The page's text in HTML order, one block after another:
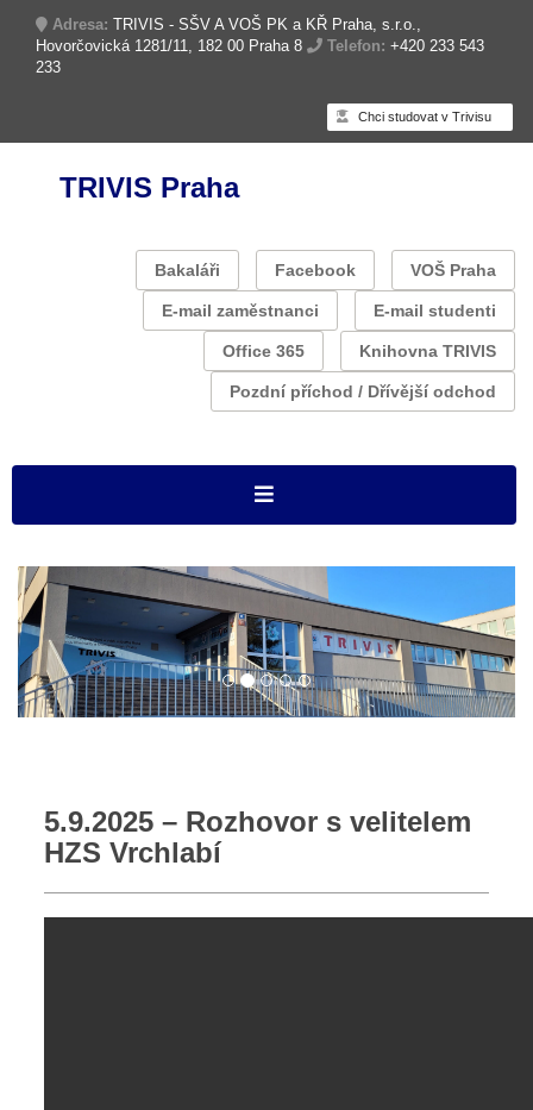
Adresa: TRIVIS - SŠV A VOŠ PK a KŘ Praha, s.r.o.,
Hovorčovická 1281/11, 182 00 Praha 8
Telefon: +420 233 543
233
Chci studovat v Trivisu
TRIVIS Praha
Bakaláři Facebook VOŠ Praha
E-mail zaměstnanci E-mail studenti
Office 365 Knihovna TRIVIS
Pozdní příchod / Dřívější odchod
5.9.2025 – Rozhovor s velitelem
HZS Vrchlabí